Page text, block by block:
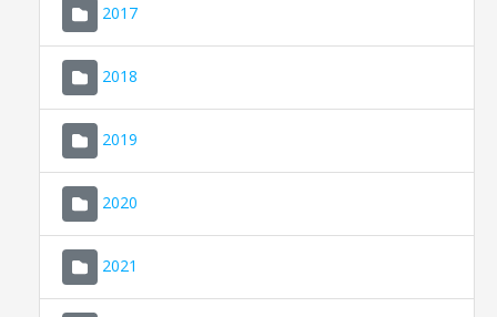
2017
2018
2019
2020
2021